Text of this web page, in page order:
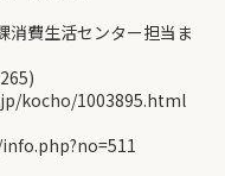
消費生活センター担当ま
kocho/1003895.html